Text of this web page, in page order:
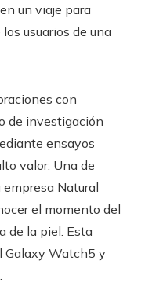
un viaje para
usuarios de una
con
de investigación
ensayos
valor. Una de
Natural
el momento del
de la piel. Esta
Galaxy Watch5 y